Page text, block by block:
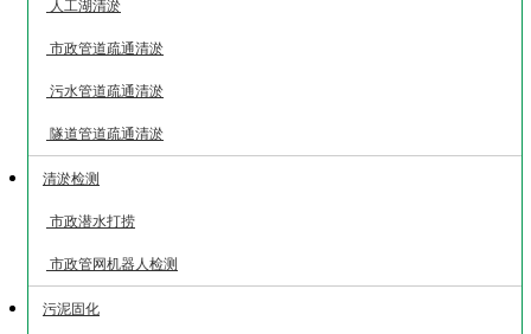
人工湖清淤
市政管道疏通清淤
污水管道疏通清淤
隧道管道疏通清淤
清淤检测
市政潜水打捞
市政管网机器人检测
污泥固化